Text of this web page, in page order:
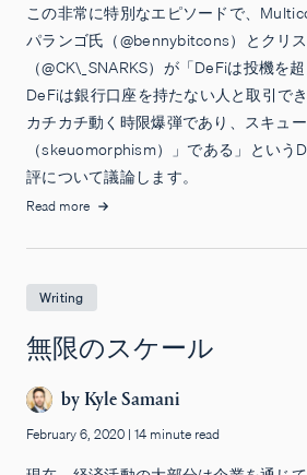
この非常に特別なエピソードで、
パランゴ氏（@bennybitcons）とクリ
（@CK\_SNARKS）が「DeFiは投機を
DeFiは銀行口座を持たない人と取引で
カチカチ動く時限爆弾であり、スキュ
（skeuomorphism）」である」という
評について議論します。
Read more
Writing
無限のスケール
by Kyle Samani
February 6, 2020 | 14 minute read